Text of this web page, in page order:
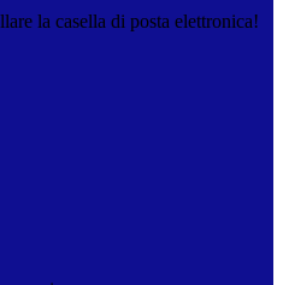
la casella di posta elettronica!